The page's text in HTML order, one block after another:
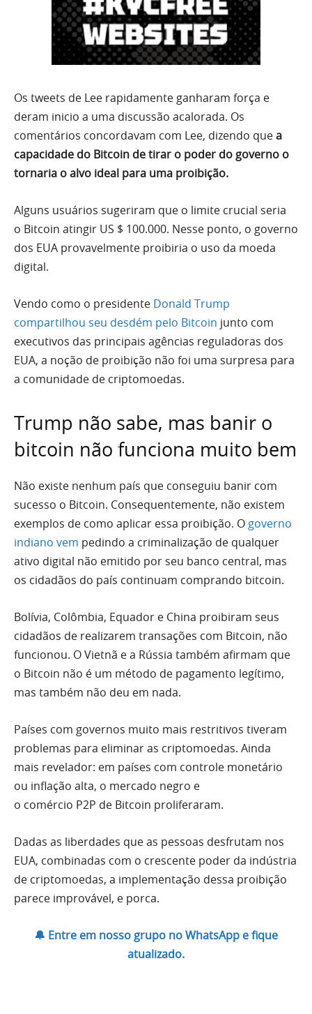
Os tweets de Lee rapidamente ganharam força e
deram inicio a uma discussão acalorada. Os
comentários concordavam com Lee, dizendo quea
capacidade do Bitcoin de tirar o poder do governo o
tornaria o alvo ideal para uma proibição.
Alguns usuários sugeriram que o limite crucial seria
o Bitcoin atingir US $ 100.000. Nesse ponto, o governo
dos EUA provavelmente proibiria o uso da moeda
digital.
Vendo como o presidente Donald Trump
compartilhou seu desdém pelo Bitcoin junto com
executivos das principais agências reguladoras dos
EUA, a noção de proibição não foi uma surpresa para
a comunidade de criptomoedas.
Trump não sabe, mas banir o
bitcoin não funciona muito bem
Não existe nenhum país que conseguiu banir com
sucesso o Bitcoin. Consequentemente, não existem
exemplos de como aplicar essa proibição. O governo
indiano vem pedindo a criminalização de qualquer
ativo digital não emitido por seu banco central, mas
os cidadãos do país continuam comprando bitcoin.
Bolívia, Colômbia, Equador e China proibiram seus
cidadãos de realizarem transações com Bitcoin, não
funcionou. O Vietnã e a Rússia também afirmam que
o Bitcoin não é um método de pagamento legítimo,
mas também não deu em nada.
Países com governos muito mais restritivos tiveram
problemas para eliminar as criptomoedas. Ainda
mais revelador: em países com controle monetário
ou inflação alta, o mercado negro e
o comércio P2P de Bitcoin proliferaram.
Dadas as liberdades que as pessoas desfrutam nos
EUA, combinadas com o crescente poder da indústria
de criptomoedas, a implementação dessa proibição
parece improvável, e porca.
🔔 Entre em nosso grupo no WhatsApp e fique
atualizado.